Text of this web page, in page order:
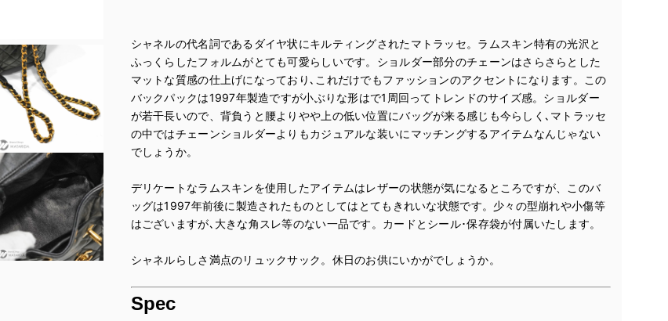
シャネルの代名詞であるダイヤ状にキルティングされたマトラッセ。ラムスキン特有の光沢と
ふっくらしたフォルムがとても可愛らしいです。ショルダー部分のチェーンはさらさらとした
マットな質感の仕上げになっており､これだけでもファッションのアクセントになります。この
バックパックは1997年製造ですが小ぶりな形はで1周回ってトレンドのサイズ感。ショルダー
が若干長いので、背負うと腰よりやや上の低い位置にバッグが来る感じも今らしく､マトラッセ
の中ではチェーンショルダーよりもカジュアルな装いにマッチングするアイテムなんじゃない
でしょうか。
デリケートなラムスキンを使用したアイテムはレザーの状態が気になるところですが、このバ
ッグは1997年前後に製造されたものとしてはとてもきれいな状態です。少々の型崩れや小傷等
はございますが､大きな角スレ等のない一品です。カードとシール･保存袋が付属いたします。
シャネルらしさ満点のリュックサック。休日のお供にいかがでしょうか。
Spec